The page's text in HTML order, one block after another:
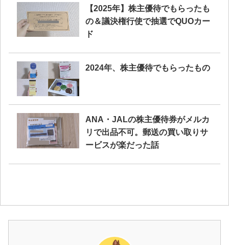
【2025年】株主優待でもらったも
の＆議決権行使で抽選でQUOカー
ド
2024年、株主優待でもらったもの
ANA・JALの株主優待券がメルカ
リで出品不可。郵送の買い取りサ
ービスが楽だった話